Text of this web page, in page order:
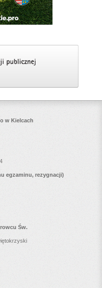
w Kielcach
egzaminu, rezygnacji)
Św.